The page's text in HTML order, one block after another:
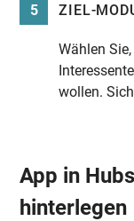
5 ZIEL-
Wählen
wollen.
App in
hinterlegen